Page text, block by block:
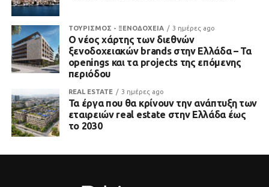
ΤΟΥΡΙΣΜΟΣ - ΞΕΝΟΔΟΧΕΙΑ 3 ημέρες ago
Ο νέος χάρτης των διεθνών
ξενοδοχειακών brands στην Ελλάδα – Τα
openings και τα projects της επόμενης
περιόδου
REAL ESTATE 3 ημέρες ago
Τα έργα που θα κρίνουν την ανάπτυξη των
εταιρειών real estate στην Ελλάδα έως
το 2030